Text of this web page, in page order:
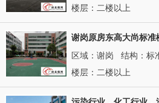
楼层：二楼以上
谢岗原房东高大尚标
区域：谢岗 结构：标
楼层：二楼以上